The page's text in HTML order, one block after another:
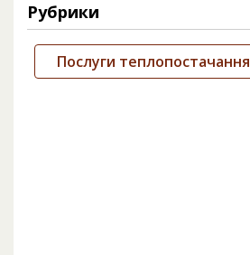
Рубрики
Послуги теплопостачання